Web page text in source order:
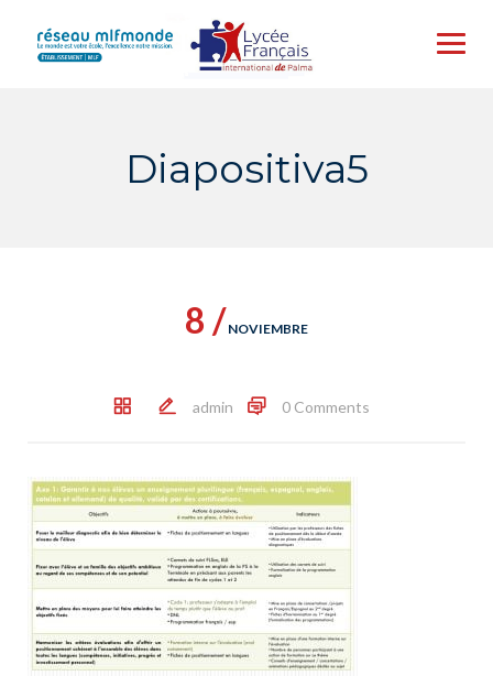
content
Diapositiva5
8 / NOVIEMBRE
admin 0 Comments